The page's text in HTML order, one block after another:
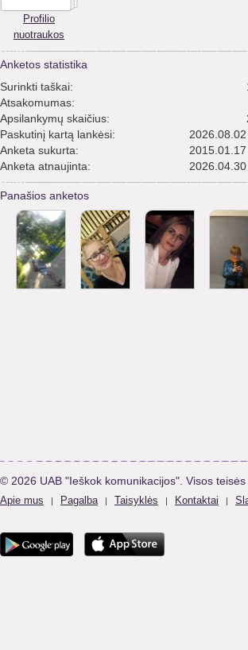
Profilio
nuotraukos
Anketos statistika
Surinkti taškai:
Atsakomumas:
Apsilankymų skaičius:
Paskutinį kartą lankėsi:
Anketa sukurta:
Anketa atnaujinta:
Panašios anketos
© 2026 UAB "Ieškok komunikacijos". Visos teisės
Apie mus | Pagalba | Taisyklės | Kontaktai |